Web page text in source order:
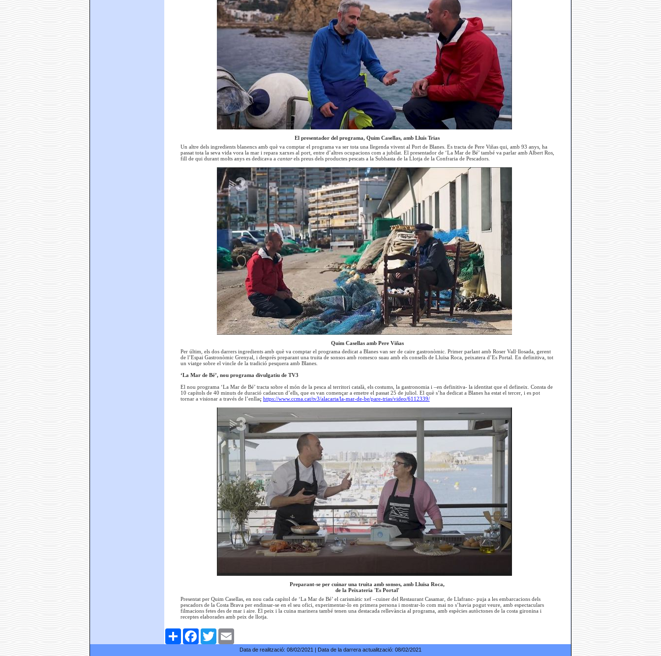
El presentador del programa, Quim Casellas, amb Lluís Trias
Un altre dels ingredients blanencs amb què va comptar el programa va ser tota una llegenda vivent al Port de Blanes. Es tracta de Pere Viñas qui, amb 93 anys, ha
passat tota la seva vida vora la mar i repara xarxes al port, entre d’altres ocupacions com a jubilat. El presentador de ‘La Mar de Bé’ també va parlar amb Albert Ros,
fill de qui durant molts anys es dedicava a cantarels preus dels productes pescats a la Subhasta de la Llotja de la Confraria de Pescadors.
Quim Casellas amb Pere Viñas
Per últim, els dos darrers ingredients amb què va comptar el programa dedicat a Blanes van ser de caire gastronòmic. Primer parlant amb Roser Vall·llosada, gerent
de l’Espai Gastronòmic Grenyal, i després preparant una truita de sonsos amb romesco suau amb els consells de Lluïsa Roca, peixatera d’Es Portal. En definitiva, tot
un viatge sobre el vincle de la tradició pesquera amb Blanes.
‘La Mar de Bé’, nou programa divulgatiu de TV3
El nou programa ‘La Mar de Bé’ tracta sobre el món de la pesca al territori català, els costums, la gastronomia i –en definitiva- la identitat que el defineix. Consta de
10 capítols de 40 minuts de duració cadascun d’ells, que es van començar a emetre el passat 25 de juliol. El què s’ha dedicat a Blanes ha estat el tercer, i es pot
tornar a visionar a través de l’enllaç https://www.ccma.cat/tv3/alacarta/la-mar-de-be/pare-trias/video/6112339/
Preparant-se per cuinar una truita amb sonsos, amb Lluïsa Roca,
de la Peixateria 'Es Portal'
Presentat per Quim Casellas, en nou cada capítol de ‘La Mar de Bé’ el carismàtic xef –cuiner del Restaurant Casamar, de Llafranc- puja a les embarcacions dels
pescadors de la Costa Brava per endinsar-se en el seu ofici, experimentar-lo en primera persona i mostrar-lo com mai no s’havia pogut veure, amb espectaculars
filmacions fetes des de mar i aire. El peix i la cuina marinera també tenen una destacada rellevància al programa, amb espècies autòctones de la costa gironina i
receptes elaborades amb peix de llotja.
ComparteixFacebookTwitter
Data de realització: 08/02/2021 | Data de la darrera actualització: 08/02/2021